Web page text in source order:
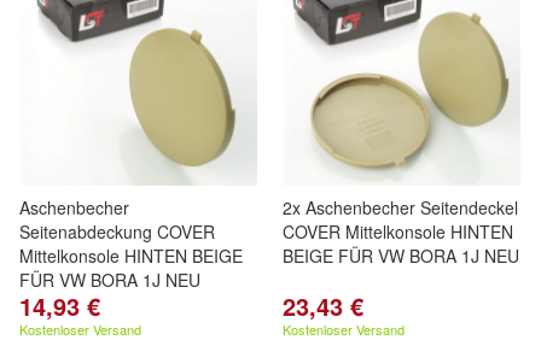
Aschenbecher
Seitenabdeckung COVER
Mittelkonsole HINTEN BEIGE
FÜR VW BORA 1J NEU
14,93 €
Kostenloser Versand
2x Aschenbecher Seitendeckel
COVER Mittelkonsole HINTEN
BEIGE FÜR VW BORA 1J NEU
23,43 €
Kostenloser Versand